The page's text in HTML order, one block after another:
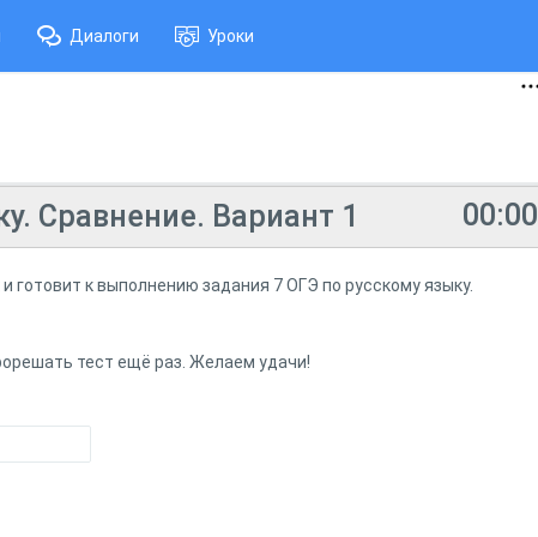
Диалоги Уроки
00:00
Сравнение. Вариант 1
к выполнению задания 7 ОГЭ по русскому языку.
тест ещё раз. Желаем удачи!